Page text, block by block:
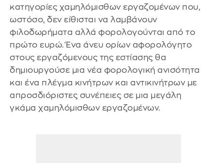
κατηγορίες χαμηλόμισθων εργαζομένων που,
ωστόσο, δεν είθισται να λαμβάνουν
φιλοδωρήματα αλλά φορολογούνται από το
πρώτο ευρώ. Ένα άνευ ορίων αφορολόγητο
στους εργαζόμενους της εστίασης θα
δημιουργούσε μια νέα φορολογική ανισότητα
και ένα πλέγμα κινήτρων και αντικινήτρων με
απροσδιόριστες συνέπειες σε μια μεγάλη
γκάμα χαμηλόμισθων εργαζομένων.